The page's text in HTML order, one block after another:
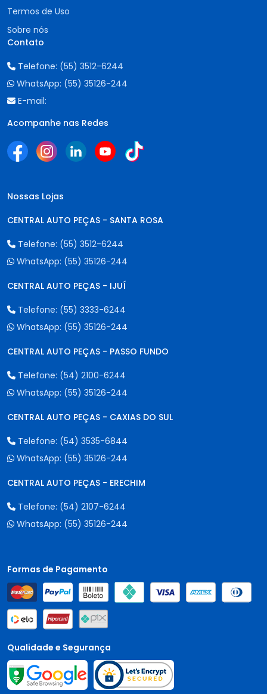
Termos de Uso
Sobre nós
Contato
Telefone: (55) 3512-6244
WhatsApp: (55) 35126-244
E-mail:
Acompanhe nas Redes
Nossas Lojas
CENTRAL AUTO PEÇAS - SANTA ROSA
Telefone: (55) 3512-6244
WhatsApp: (55) 35126-244
CENTRAL AUTO PEÇAS - IJUÍ
Telefone: (55) 3333-6244
WhatsApp: (55) 35126-244
CENTRAL AUTO PEÇAS - PASSO FUNDO
Telefone: (54) 2100-6244
WhatsApp: (55) 35126-244
CENTRAL AUTO PEÇAS - CAXIAS DO SUL
Telefone: (54) 3535-6844
WhatsApp: (55) 35126-244
CENTRAL AUTO PEÇAS - ERECHIM
Telefone: (54) 2107-6244
WhatsApp: (55) 35126-244
Formas de Pagamento
Qualidade e Segurança